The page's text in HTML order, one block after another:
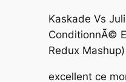
Kaskade Vs
ConditionnÃ©
Redux Mashup)
excellent ce